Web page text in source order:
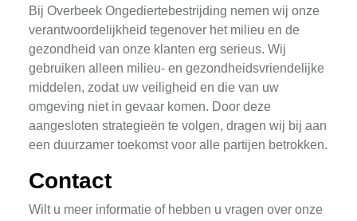
Bij Overbeek Ongediertebestrijding nemen wij onze
verantwoordelijkheid tegenover het milieu en de
gezondheid van onze klanten erg serieus. Wij
gebruiken alleen milieu- en gezondheidsvriendelijke
middelen, zodat uw veiligheid en die van uw
omgeving niet in gevaar komen. Door deze
aangesloten strategieën te volgen, dragen wij bij aan
een duurzamer toekomst voor alle partijen betrokken.
Contact
Wilt u meer informatie of hebben u vragen over onze